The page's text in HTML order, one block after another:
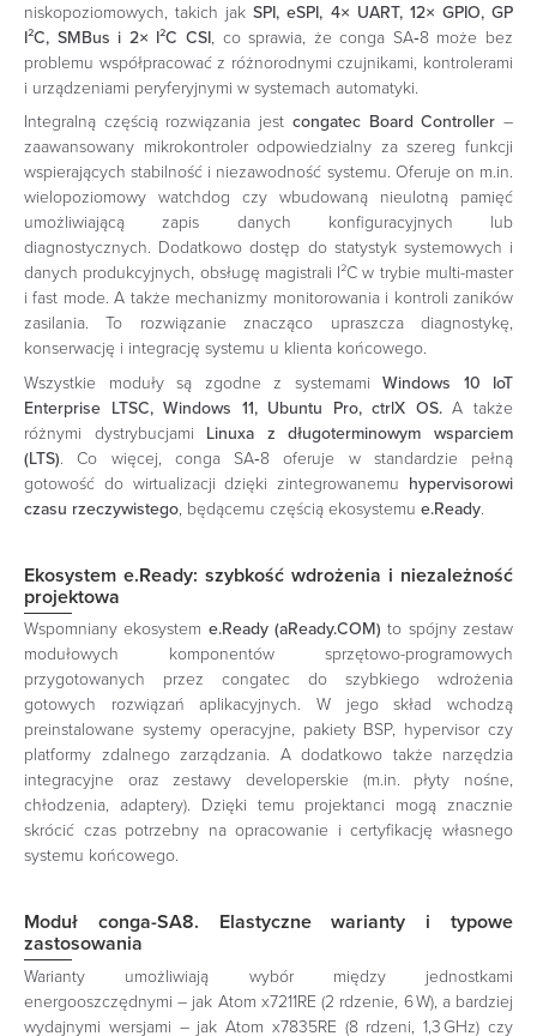
niskopoziomowych, takich jakSPI, eSPI, 4× UART, 12× GPIO, GP
I²C, SMBus i 2× I²C CSI, co sprawia, że conga SA‑8 może bez
problemu współpracować z różnorodnymi czujnikami, kontrolerami
i urządzeniami peryferyjnymi w systemach automatyki.
Integralną częścią rozwiązania jest congatec Board Controller –
zaawansowany mikrokontroler odpowiedzialny za szereg funkcji
wspierających stabilność i niezawodność systemu. Oferuje on m.in.
wielopoziomowy watchdog czy wbudowaną nieulotną pamięć
umożliwiającą zapis danych konfiguracyjnych lub
diagnostycznych. Dodatkowo dostęp do statystyk systemowych i
danych produkcyjnych, obsługę magistrali I²C w trybie multi-master
i fast mode. A także mechanizmy monitorowania i kontroli zaników
zasilania. To rozwiązanie znacząco upraszcza diagnostykę,
konserwację i integrację systemu u klienta końcowego.
Wszystkie moduły są zgodne z systemami Windows 10 IoT
Enterprise LTSC, Windows 11, Ubuntu Pro, ctrlX OS.A także
różnymi dystrybucjami Linuxa z długoterminowym wsparciem
(LTS). Co więcej, conga SA‑8 oferuje w standardzie pełną
gotowość do wirtualizacji dzięki zintegrowanemu hypervisorowi
czasu rzeczywistego, będącemu częścią ekosystemu e.Ready.
Ekosystem e.Ready: szybkość wdrożenia i niezależność
projektowa
Wspomniany ekosystem e.Ready (aReady.COM) to spójny zestaw
modułowych komponentów sprzętowo-programowych
przygotowanych przez congatec do szybkiego wdrożenia
gotowych rozwiązań aplikacyjnych. W jego skład wchodzą
preinstalowane systemy operacyjne, pakiety BSP, hypervisor czy
platformy zdalnego zarządzania. A dodatkowo także narzędzia
integracyjne oraz zestawy developerskie (m.in. płyty nośne,
chłodzenia, adaptery). Dzięki temu projektanci mogą znacznie
skrócić czas potrzebny na opracowanie i certyfikację własnego
systemu końcowego.
Moduł conga-SA8. Elastyczne warianty i typowe
zastosowania
Warianty umożliwiają wybór między jednostkami
energooszczędnymi – jak Atom x7211RE (2 rdzenie, 6 W), a bardziej
wydajnymi wersjami – jak Atom x7835RE (8 rdzeni, 1,3 GHz) czy